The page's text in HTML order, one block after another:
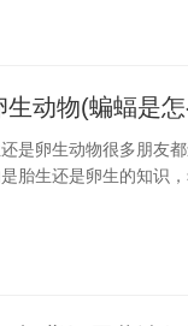
、流感病毒等引起，
动物(蝙蝠是
是卵生动物很多朋友
胎生还是卵生的知识
内孕育胎儿，通过胎